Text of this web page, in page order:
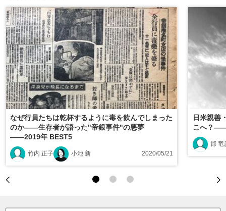
なぜ行員たちは乾杯するように毒を飲んでしまった
のか――生存者が語った"帝銀事件"の悪夢
――2019年 BEST5
竹内 正子 小池 新 2020/05/21
日米親善
こへ？――
郡 竜